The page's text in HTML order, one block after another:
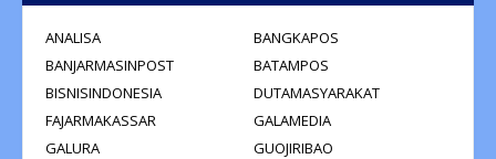
ANALISA
BANGKAPOS
BANJARMASINPOST
BATAMPOS
BISNISINDONESIA
DUTAMASYARAKAT
FAJARMAKASSAR
GALAMEDIA
GALURA
GUOJIRIBAO